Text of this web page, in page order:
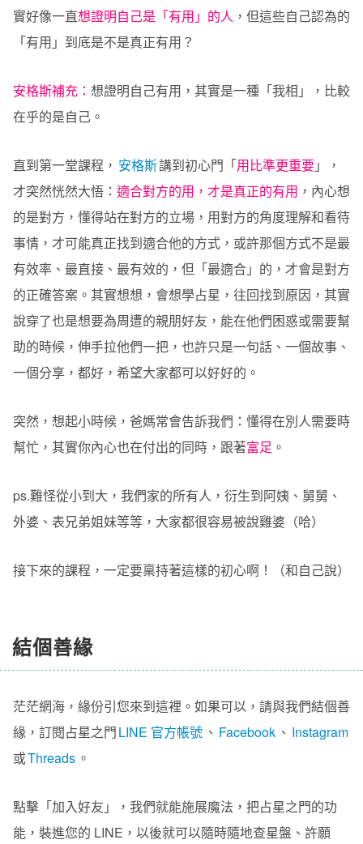
實好像一直想證明自己是「有用」的人 ，但這些自己認為的
「有用」到底是不是真正有用？
安格斯補充： 想證明自己有用，其實是一種「我相」，比較
在乎的是自己。
直到第一堂課程， 安格斯講到初心門「用比準更重要」，
才突然恍然大悟： 適合對方的用，才是真正的有用 ，內心想
的是對方，懂得站在對方的立場，用對方的角度理解和看待
事情，才可能真正找到適合他的方式，或許那個方式不是最
有效率、最直接、最有效的，但「最適合」的，才會是對方
的正確答案。其實想想，會想學占星，往回找到原因，其實
說穿了也是想要為周遭的親朋好友，能在他們困惑或需要幫
助的時候，伸手拉他們一把，也許只是一句話、一個故事、
一個分享，都好，希望大家都可以好好的。
突然，想起小時候，爸媽常會告訴我們：懂得在別人需要時
幫忙，其實你內心也在付出的同時，跟著富足 。
ps.難怪從小到大，我們家的所有人，衍生到阿姨、舅舅、
外婆、表兄弟姐妹等等，大家都很容易被說雞婆（哈）
接下來的課程，一定要稟持著這樣的初心啊！（和自己說）
結個善緣
茫茫網海，緣份引您來到這裡。如果可以，請與我們結個善
緣，訂閱占星之門LINE 官方帳號 、 Facebook 、 Instagram
或Threads 。
點擊「加入好友」，我們就能施展魔法，把占星之門的功
能，裝進您的 LINE，以後就可以隨時隨地查星盤、許願